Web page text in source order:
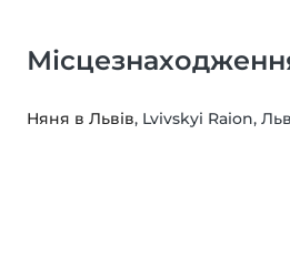
Няня в Львів, Lvivskyi Raion,